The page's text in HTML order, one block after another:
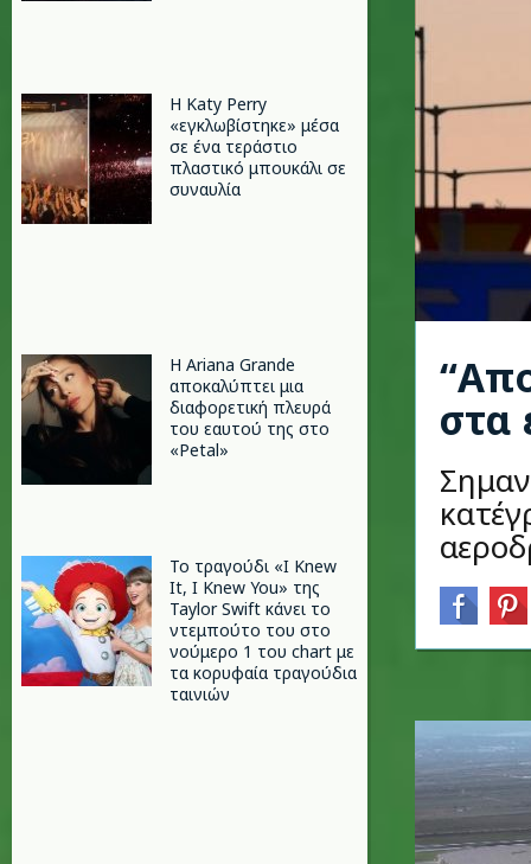
H Katy Perry
«εγκλωβίστηκε» μέσα
σε ένα τεράστιο
πλαστικό μπουκάλι σε
συναυλία
Η Ariana Grande
αποκαλύπτει μια
διαφορετική πλευρά
του εαυτού της στο
«Petal»
Το τραγούδι «I Knew
It, I Knew You» της
Taylor Swift κάνει το
ντεμπούτο του στο
νούμερο 1 του chart με
τα κορυφαία τραγούδια
ταινιών
στα